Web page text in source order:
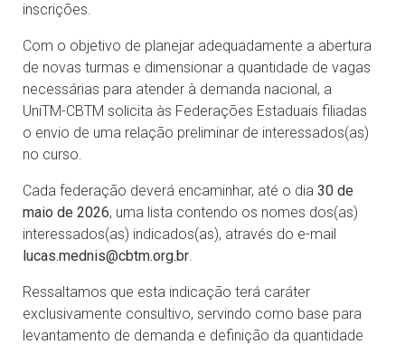
inscrições.
Com o objetivo de planejar adequadamente a abertura
de novas turmas e dimensionar a quantidade de vagas
necessárias para atender à demanda nacional, a
UniTM-CBTM solicita às Federações Estaduais filiadas
o envio de uma relação preliminar de interessados(as)
no curso.
Cada federação deverá encaminhar, até o dia 30 de
maio de 2026, uma lista contendo os nomes dos(as)
interessados(as) indicados(as), através do e-mail
lucas.mednis@cbtm.org.br.
Ressaltamos que esta indicação terá caráter
exclusivamente consultivo, servindo como base para
levantamento de demanda e definição da quantidade